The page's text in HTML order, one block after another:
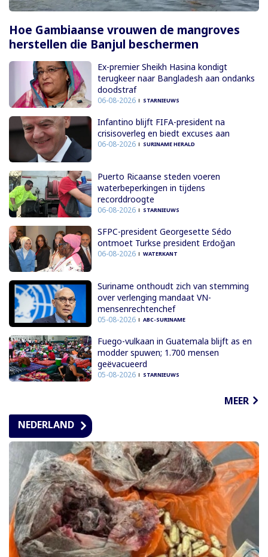
Hoe Gambiaanse vrouwen de mangroves
herstellen die Banjul beschermen
Ex-premier Sheikh Hasina kondigt
terugkeer naar Bangladesh aan ondanks
doodstraf
06-08-2026 STARNIEUWS
Infantino blijft FIFA-president na
crisisoverleg en biedt excuses aan
06-08-2026 SURINAME HERALD
Puerto Ricaanse steden voeren
waterbeperkingen in tijdens
recorddroogte
06-08-2026 STARNIEUWS
SFPC-president Georgesette Sédo
ontmoet Turkse president Erdoğan
06-08-2026 WATERKANT
Suriname onthoudt zich van stemming
over verlenging mandaat VN-
mensenrechtenchef
05-08-2026 ABC-SURINAME
Fuego-vulkaan in Guatemala blijft as en
modder spuwen; 1.700 mensen
geëvacueerd
05-08-2026 STARNIEUWS
MEER
NEDERLAND